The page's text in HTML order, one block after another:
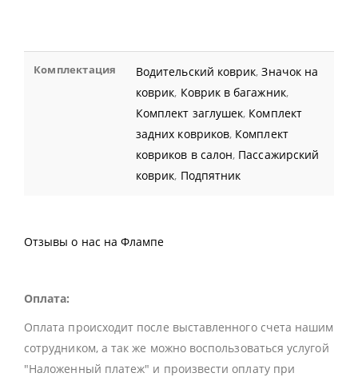
Комплектация Водительский коврик,Значок на
коврик, Коврик в багажник,
Комплект заглушек, Комплект
задних ковриков, Комплект
ковриков в салон, Пассажирский
коврик, Подпятник
Отзывы о нас на Флампе
Оплата:
Оплата происходит после выставленного счета нашим
сотрудником, а так же можно воспользоваться услугой
"Наложенный платеж" и произвести оплату при